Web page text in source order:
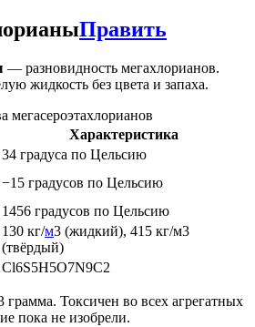
Править
— разновидность мегахлорианов.
жидкость без цвета и запаха.
мегасероэтахлорианов
Характеристика
34 градуса по Цельсию
−15 градусов по Цельсию
1456 градусов по Цельсию
130 кг/м3 (жидкий), 415 кг/м3
(твёрдый)
Cl6S5H5O7N9C2
Токсичен во всех агрегатных
пока не изобрели.